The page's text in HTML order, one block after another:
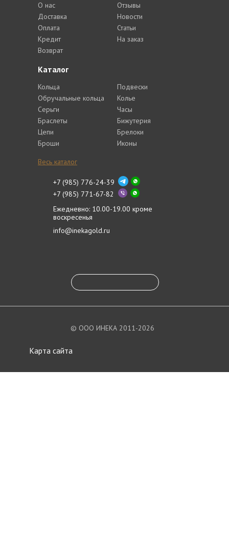
Каталог
Кольца
Обручальные кольца
Серьги
Браслеты
Цепи
Броши
Подвески
Колье
Часы
Бижутерия
Брелоки
Иконы
Весь каталог
О нас
Доставка
Оплата
Кредит
Возврат
Отзывы
Новости
Статьи
На заказ
+7 (985) 776-24-39
+7 (985) 771-67-82
Ежедневно: 10.00-19.00 кроме
воскресенья
info@inekagold.ru
© ООО ИНЕКА 2011-2026
Карта сайта